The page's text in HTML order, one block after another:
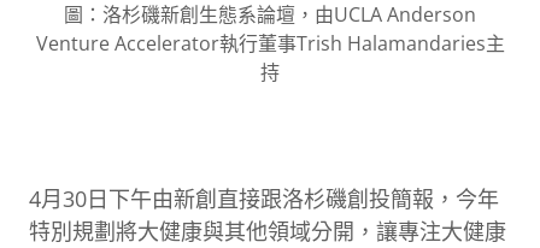
圖：洛杉磯新創生態系論壇，由UCLA Anderson
Venture Accelerator執行董事Trish Halamandaries主
持
4月30日下午由新創直接跟洛杉磯創投簡報，今年
特別規劃將大健康與其他領域分開，讓專注大健康